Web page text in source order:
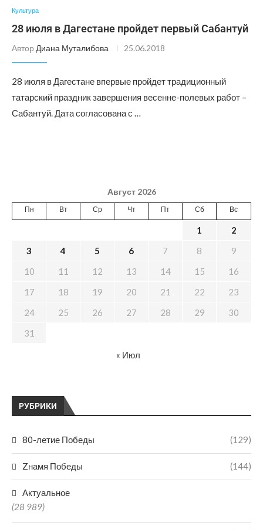
Культура
28 июля в Дагестане пройдет первый Сабантуй
Автор Диана Муталибова 25.06.2018
28 июля в Дагестане впервые пройдет традиционный
татарский праздник завершения весенне-полевых работ –
Сабантуй. Дата согласована с …
РУБРИКИ
80-летие Победы (129)
Zнамя Победы (144)
Актуальное
(28 989)
Август 2026
Пн Вт Ср Чт Пт Сб Вс
1
2
3
4 5 6 7 8
9
10
11 12 13 14 15
16
17
18 19 20 21 22
23
24
25 26 27 28 29
30
31
« Июл